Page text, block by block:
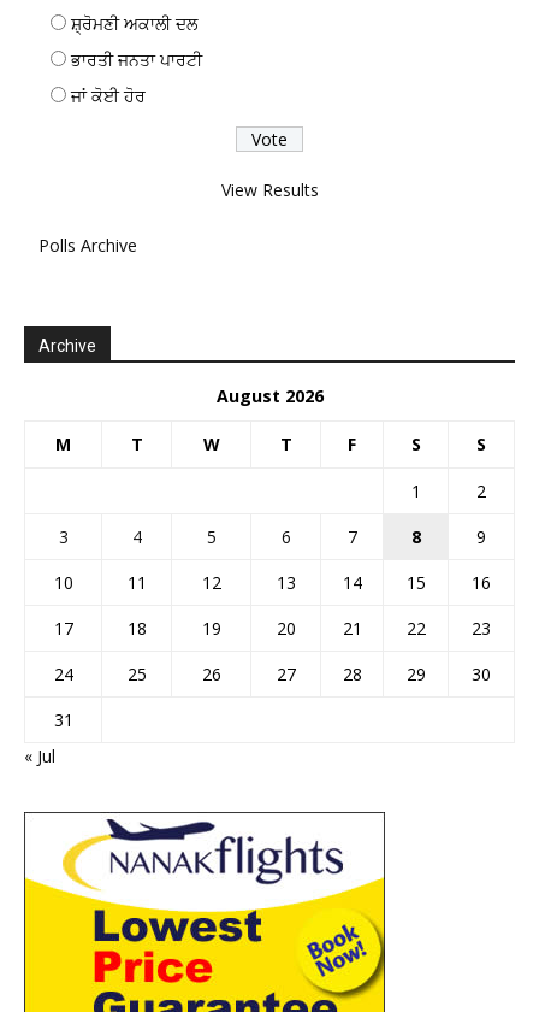
ਸ਼੍ਰੋਮਣੀ ਅਕਾਲੀ ਦਲ
ਭਾਰਤੀ ਜਨਤਾ ਪਾਰਟੀ
ਜਾਂ ਕੋਈ ਹੋਰ
View Results
Polls Archive
Archive
August 2026
M T W T F S S
1
2
3
4 5 6 7 8
9
10
11 12 13 14 15
16
17
18 19 20 21 22
23
24
25 26 27 28 29
30
31
« Jul